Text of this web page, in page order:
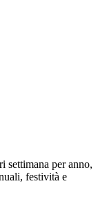
settimana per anno,
festività e